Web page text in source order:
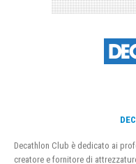
Decathlon Club è dedicato ai
creatore e fornitore di